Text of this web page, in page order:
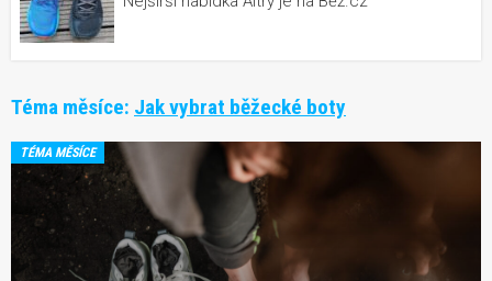
Téma měsíce: Jak vybrat běžecké boty
TÉMA MĚSÍCE